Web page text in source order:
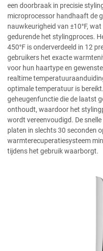
een doorbraak in precisie
microprocessor handhaaft de
nauwkeurigheid van ±10°F,
gedurende het stylingproces.
450°F is onderverdeeld in 12
gebruikers het exacte
voor hun haartype en
realtime
optimale temperatuur is
geheugenfunctie die de laatst
onthoudt, waardoor het
wordt vereenvoudigd. De
platen in slechts 30 seconden
warmterecuperatiesysteem
tijdens het gebruik waarborgt.